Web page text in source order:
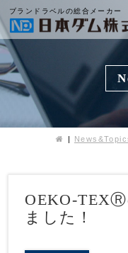
ブランドラベルの総合メーカー
OEKO-
ました！